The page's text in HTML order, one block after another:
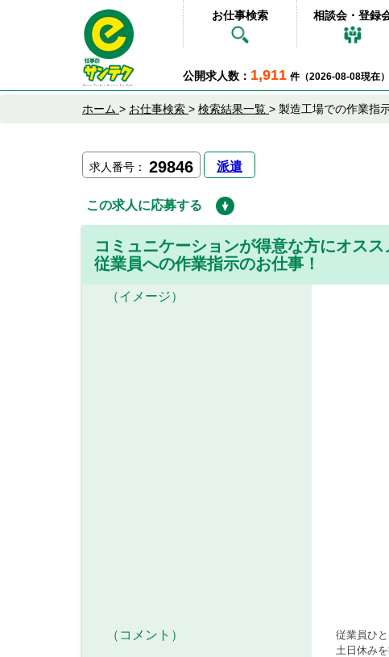
お仕事検索 相談会・登録
公開求人数： 1,911 件（2026-08-08現在）
ホーム > お仕事検索 > 検索結果一覧 > 製造工場での作業指
求人番号： 29846 派遣
この求人に応募する
コミュニケーションが得意な方にオスス
従業員への作業指示のお仕事！
（イメージ）
（コメント）
従業員ひ
土日休み